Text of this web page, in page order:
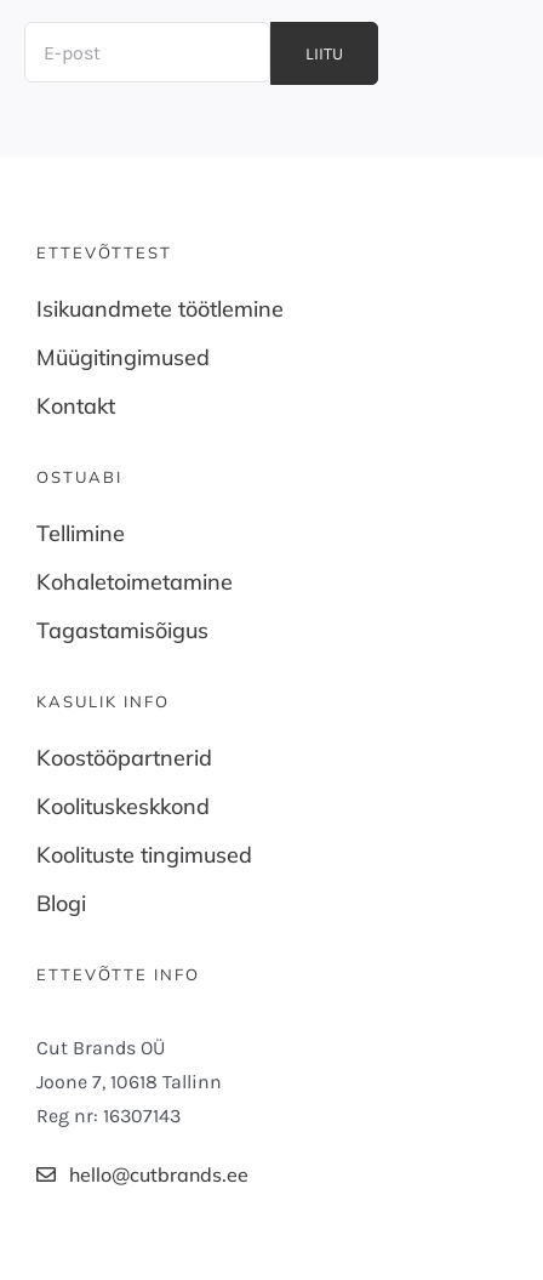
LIITU
ETTEVÕTTEST
Isikuandmete töötlemine
Müügitingimused
Kontakt
OSTUABI
Tellimine
Kohaletoimetamine
Tagastamisõigus
KASULIK INFO
Koostööpartnerid
Koolituskeskkond
Koolituste tingimused
Blogi
ETTEVÕTTE INFO
Cut Brands OÜ
Joone 7, 10618 Tallinn
Reg nr: 16307143
hello@cutbrands.ee